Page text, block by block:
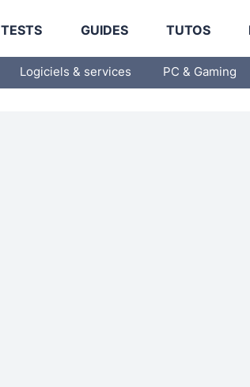
TESTS GUIDES TUTOS
Logiciels & services PC & Gaming